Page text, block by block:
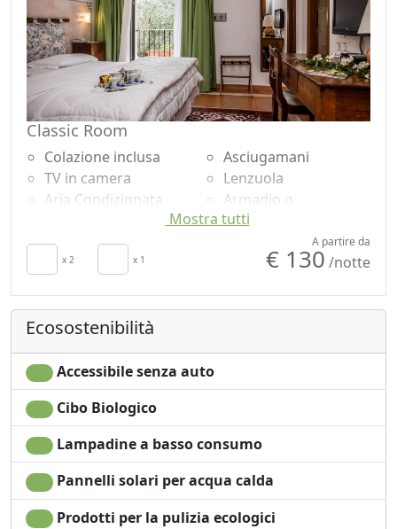
Classic Room
Colazione inclusa
TV in camera
Aria Condizionata
autonomo
Culla
richiesta per
risparmio energetico
Asciugacapelli
Asciugamani
Lenzuola
Armadio o
Guardaroba
Doccia
no monodose
Vista panoramica
Mostra tutti
x 2 x 1
A partire da
€ 130 /notte
Ecosostenibilità
Accessibile senza auto
Cibo Biologico
Lampadine a basso consumo
Pannelli solari per acqua calda
Prodotti per la pulizia ecologici